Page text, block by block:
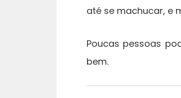
até se machucar, e
Poucas pessoas
bem.